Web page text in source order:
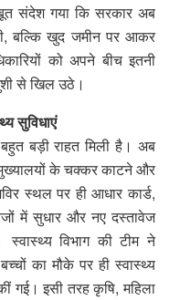
संदेश गया कि सरकार अब
बल्कि खुद जमीन पर आकर
को अपने बीच इतनी
से खिल उठे।
सुविधाएं
बड़ी राहत मिली है। अब
मुख्यालयों के चक्कर काटने और
स्थल पर ही आधार कार्ड,
में सुधार और नए दस्तावेज
विभाग की टीम ने
का मौके पर ही स्वास्थ्य
गई। इसी तरह कृषि, महिला